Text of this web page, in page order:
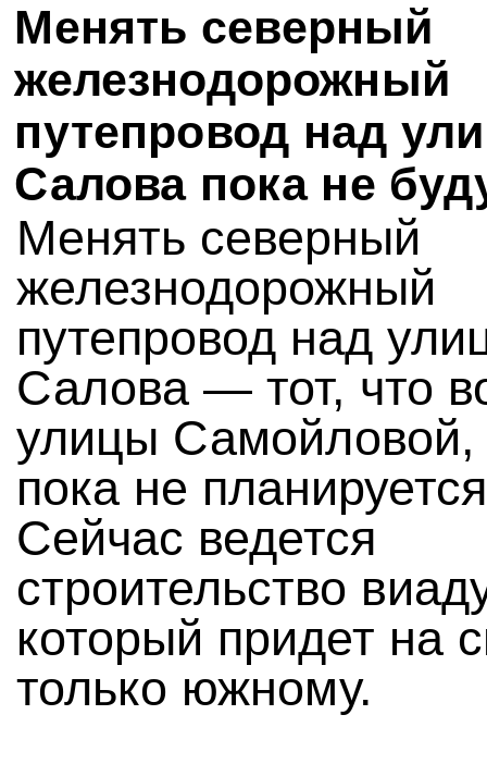
Менять северный
железнодорожный
путепровод над
Салова пока не
Менять северный
железнодорожный
путепровод над
Салова — тот, что
улицы
пока не
Сейчас ведется
строительство
который придет на
только южному.